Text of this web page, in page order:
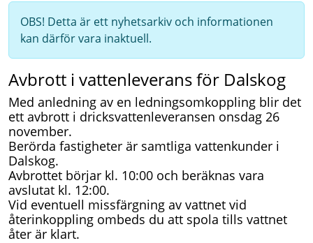
OBS! Detta är ett nyhetsarkiv och informationen
kan därför vara inaktuell.
Avbrott i vattenleverans för Dalskog
Med anledning av en ledningsomkoppling blir det
ett avbrott i dricksvattenleveransen onsdag 26
november.
Berörda fastigheter är samtliga vattenkunder i
Dalskog.
Avbrottet börjar kl. 10:00 och beräknas vara
avslutat kl. 12:00.
Vid eventuell missfärgning av vattnet vid
återinkoppling ombeds du att spola tills vattnet
åter är klart.